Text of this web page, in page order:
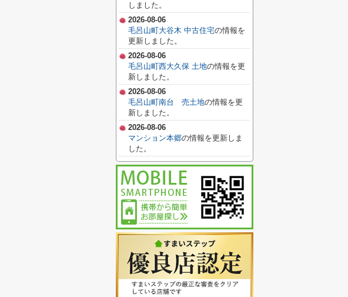
しました。
2026-08-06
毛呂山町大谷木 中古住宅の情報を
更新しました。
2026-08-06
毛呂山町西大久保 土地の情報を更
新しました。
2026-08-06
毛呂山町南台 売土地の情報を更
新しました。
2026-08-06
マンション本郷の情報を更新しま
した。